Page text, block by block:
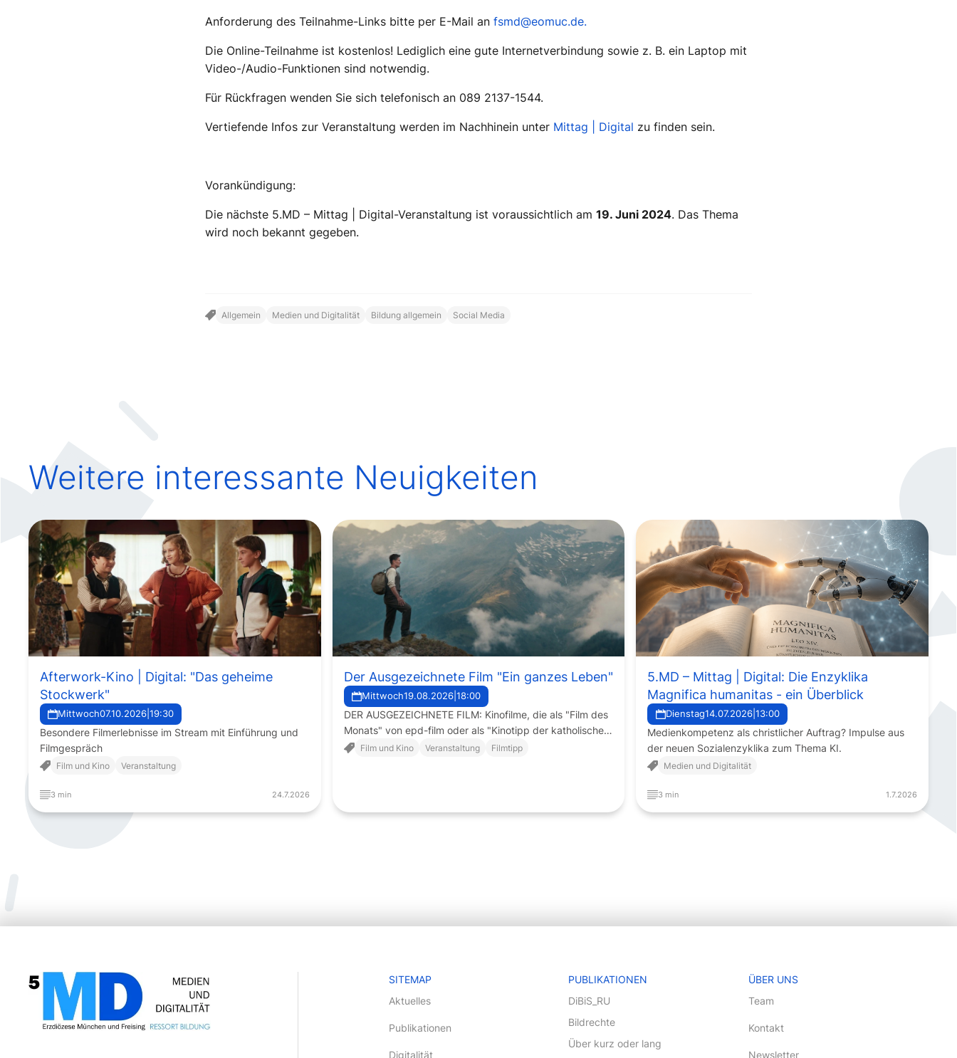
Anforderung des Teilnahme-Links bitte per E-Mail an fsmd@eomuc.de‍.
Die Online-Teilnahme ist kostenlos! Lediglich eine gute Internetverbindung sowie z. B. ein Laptop mit
Video-/Audio-Funktionen sind notwendig.
Für Rückfragen wenden Sie sich telefonisch an 089 2137-1544.
Vertiefende Infos zur Veranstaltung werden im Nachhinein unter Mittag | Digital zu finden sein.
Vorankündigung:
Die nächste 5.MD – Mittag | Digital-Veranstaltung ist voraussichtlich am 19. Juni 2024. Das Thema
wird noch bekannt gegeben.
Allgemein Medien und Digitalität Bildung allgemein Social Media
Weitere interessante Neuigkeiten
Afterwork-Kino | Digital: "Das geheime
Stockwerk"
Mittwoch07.10.2026 |19:30
Besondere Filmerlebnisse im Stream mit Einführung und
Filmgespräch
Film und Kino Veranstaltung
3 min 24.7.2026
Der Ausgezeichnete Film "Ein ganzes Leben"
Mittwoch19.08.2026| 18:00
DER AUSGEZEICHNETE FILM: Kinofilme, die als "Film des
Monats" von epd-film oder als "Kinotipp der katholischen
Filmkritik" des Filmdienstes ausgezeichnet wurden oder
Film und Kino Veranstaltung Filmtipp
5.MD – Mittag | Digital: Die Enzyklika
Magnifica humanitas - ein Überblick
Dienstag14.07.2026| 13:00
Medienkompetenz als christlicher Auftrag? Impulse aus
der neuen Sozialenzyklika zum Thema KI.
Medien und Digitalität
3 min 1.7.2026
SITEMAP
Aktuelles
Publikationen
Digitalität
PUBLIKATIONEN
DiBiS_RU
Bildrechte
Über kurz oder lang
ÜBER UNS
Team
Kontakt
Newsletter